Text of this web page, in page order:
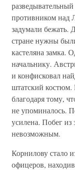
противником над
задумали бежать.
стране нужны
кастеляна замка.
начальнику.
и конфисковал
штатский костюм.
благодаря тому,
не упоминалось.
усилена. Побег из
невозможным.
Корнилову стало
офицеров,